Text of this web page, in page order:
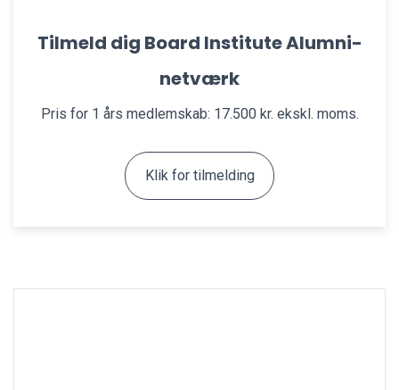
Tilmeld dig Board Institute Alumni-
netværk
Pris for 1 års medlemskab: 17.500 kr. ekskl. moms.
Klik for tilmelding